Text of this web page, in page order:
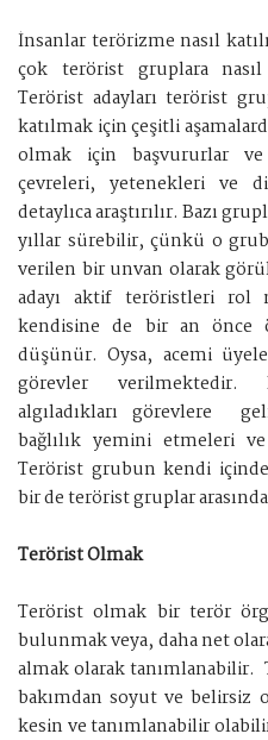
İnsanlar terörizme nasıl
çok terörist gruplara
Terörist adayları terörist
katılmak için çeşitli
olmak için başvururlar
çevreleri, yetenekleri ve
detaylıca araştırılır. Bazı
yıllar sürebilir, çünkü o
verilen bir unvan olarak
adayı aktif teröristleri rol
kendisine de bir an önce
düşünür. Oysa, acemi
görevler verilmektedir.
algıladıkları görevlere
bağlılık yemini etmeleri
Terörist grubun kendi
bir de terörist gruplar
Terörist Olmak
Terörist olmak bir terör
bulunmak veya, daha net
almak olarak
bakımdan soyut ve belirsiz
kesin ve tanımlanabilir